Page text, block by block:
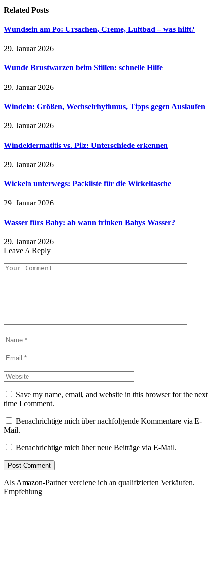
Related Posts
Wundsein am Po: Ursachen, Creme, Luftbad – was hilft?
29. Januar 2026
Wunde Brustwarzen beim Stillen: schnelle Hilfe
29. Januar 2026
Windeln: Größen, Wechselrhythmus, Tipps gegen Auslaufen
29. Januar 2026
Windeldermatitis vs. Pilz: Unterschiede erkennen
29. Januar 2026
Wickeln unterwegs: Packliste für die Wickeltasche
29. Januar 2026
Wasser fürs Baby: ab wann trinken Babys Wasser?
29. Januar 2026
Leave A Reply
Save my name, email, and website in this browser for the next
time I comment.
Benachrichtige mich über nachfolgende Kommentare via E-
Mail.
Benachrichtige mich über neue Beiträge via E-Mail.
Als Amazon-Partner verdiene ich an qualifizierten Verkäufen.
Empfehlung